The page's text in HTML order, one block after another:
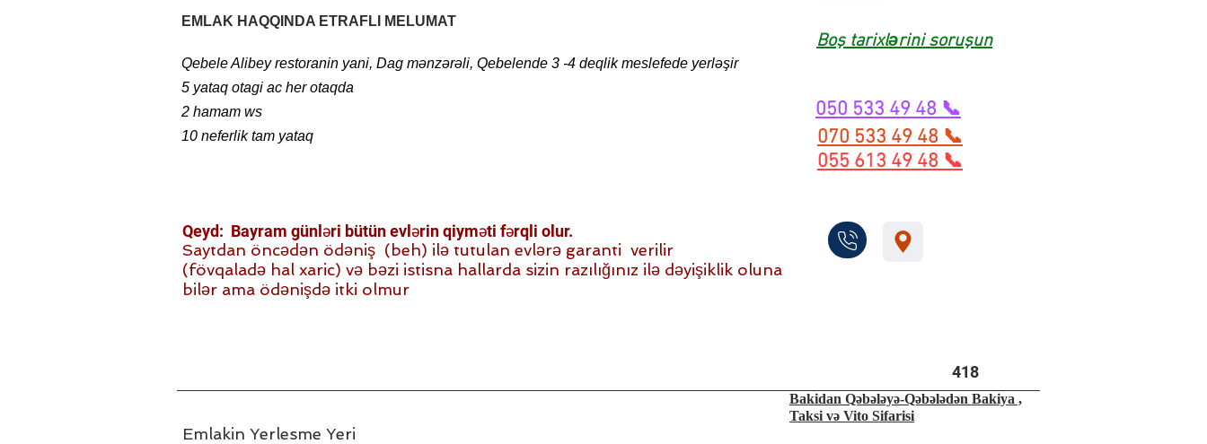
EMLAK HAQQINDA ETRAFLI MELUMAT
Boş tarixlərini soruşun
Qebele Alibey restoranin yani, Dag mənzərəli, Qebelende 3 -4 deqlik meslefede yerləşir
5 yataq otagi ac her otaqda
2 hamam ws
10 neferlik tam yataq
050 533 49 48 📞
070 533 49 48 📞
055 613 49 48 📞
Qeyd: Bayram günləri bütün evlərin qiyməti fərqli olur.
Saytdan öncədən ödəniş (beh) ilə tutulan evlərə garanti verilir
(fövqaladə hal xaric) və bəzi istisna hallarda sizin razılığınız ilə dəyişiklik oluna
bilər ama ödənişdə itki olmur
418
Emlakin Yerlesme Yeri
Bakidan Qəbələyə-Qəbələdən Bakiya ,
Taksi və Vito Sifarisi